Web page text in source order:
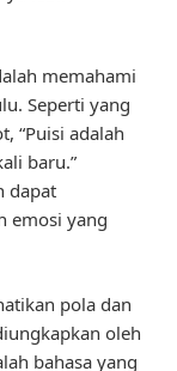
memahami
Seperti yang
“Puisi adalah
baru.”
dapat
emosi yang
pola dan
oleh
bahasa yang